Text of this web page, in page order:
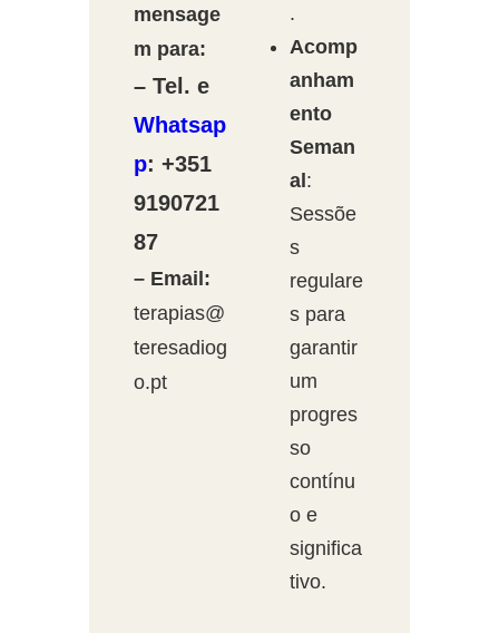
mensage
m para:
– Tel. e
Whatsap
p: +351
9190721
87
– Email:
terapias@
teresadiog
o.pt
.
Acomp
anham
ento
Seman
al :
Sessõe
s
regulare
s para
garantir
um
progres
so
contínu
o e
significa
tivo.